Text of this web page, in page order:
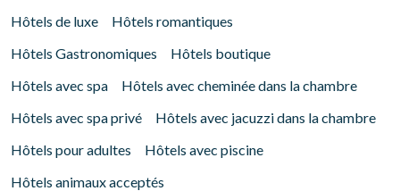
Gérer ma réservation
Vérifier le code de réservation
Hôtels de luxe
Hôtels romantiques
Hôtels Gastronomiques
Hôtels boutique
Hôtels avec spa
Hôtels avec cheminée dans la chambre
Hôtels avec spa privé
Hôtels avec jacuzzi dans la chambre
Hôtels pour adultes
Hôtels avec piscine
Hôtels animaux acceptés